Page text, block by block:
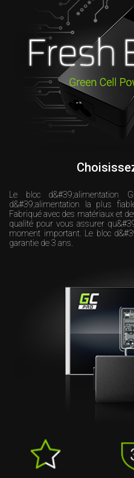
Le bloc
d&#39;alimentation la plus
Fabriqué avec des matériaux et
qualité pour vous assurer
moment important. Le bloc
garantie de 3 ans.